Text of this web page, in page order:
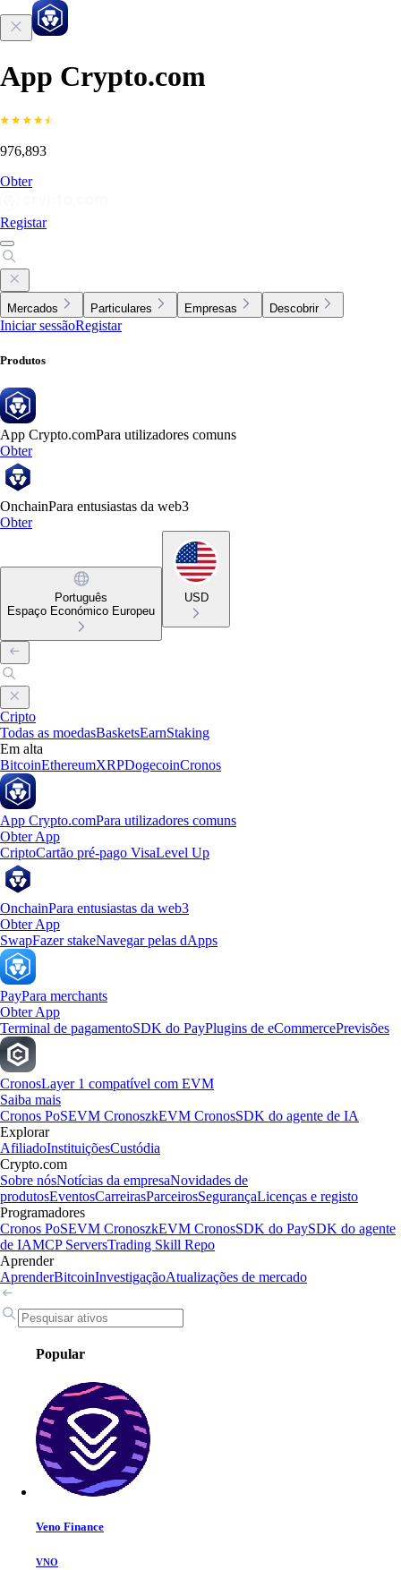
App Crypto.com
976,893
Obter
Registar
Mercados Particulares Empresas Descobrir
Iniciar sessãoRegistar
Produtos
App Crypto.comPara utilizadores comuns
Obter
OnchainPara entusiastas da web3
Obter
Português
Espaço Económico Europeu
USD
Cripto
Todas as moedasBasketsEarnStaking
Em alta
BitcoinEthereumXRPDogecoinCronos
App Crypto.comPara utilizadores comuns
Obter App
CriptoCartão pré-pago VisaLevel Up
OnchainPara entusiastas da web3
Obter App
SwapFazer stakeNavegar pelas dApps
PayPara merchants
Obter App
Terminal de pagamentoSDK do PayPlugins de eCommercePrevisões
CronosLayer 1 compatível com EVM
Saiba mais
Cronos PoSEVM CronoszkEVM CronosSDK do agente de IA
Explorar
AfiliadoInstituiçõesCustódia
Crypto.com
Sobre nósNotícias da empresaNovidades de
produtosEventosCarreirasParceirosSegurançaLicenças e registo
Programadores
Cronos PoSEVM CronoszkEVM CronosSDK do PaySDK do agente
de IAMCP ServersTrading Skill Repo
Aprender
AprenderBitcoinInvestigaçãoAtualizações de mercado
Popular
Veno Finance
VNO